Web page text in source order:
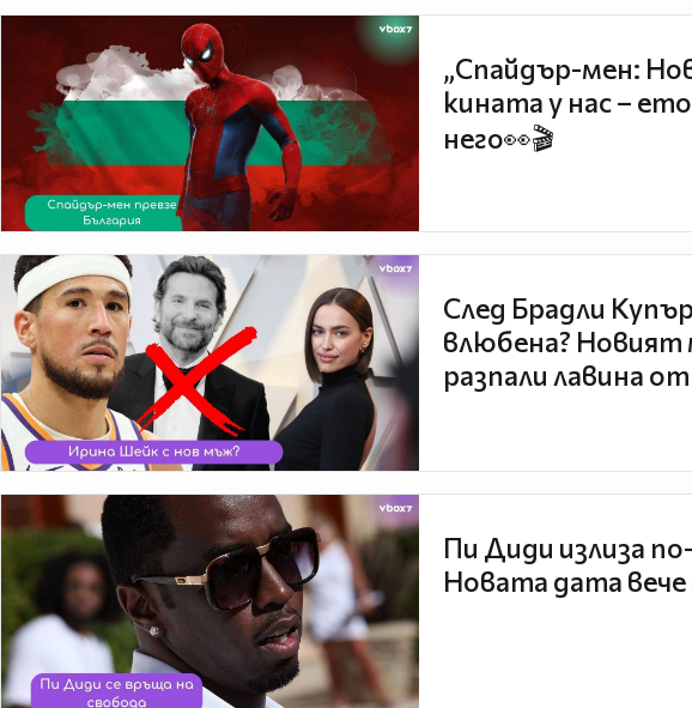
„Спайдър-мен:
кината у нас –
него👀🎬
След Брадли
влюбена? Новият
разпали лавина
Пи Диди излиза
Новата дата